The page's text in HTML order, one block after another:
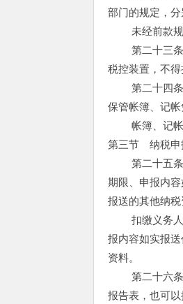
部门的规定，
未经前款规
第二十三条
税控装置，不得
第二十四条从
保管帐簿、记帐
帐簿、记帐凭
第三节 纳税申
第二十五条
期限、申报内
报送的其他纳税
扣缴义务人必
报内容如实报
资料。
第二十六条
报告表，也可